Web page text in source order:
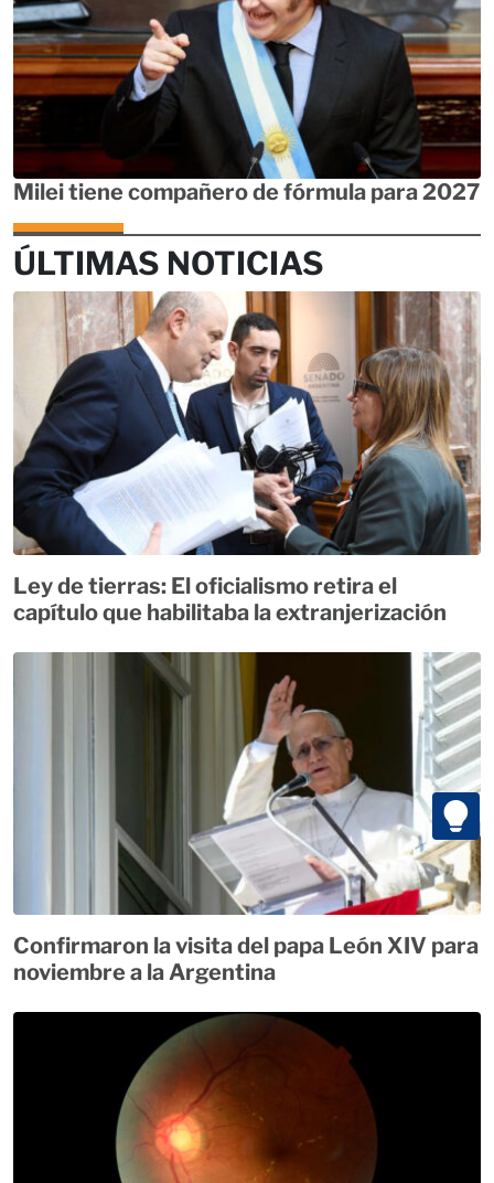
Milei tiene compañero de fórmula para 2027
ÚLTIMAS NOTICIAS
Ley de tierras: El oficialismo retira el
capítulo que habilitaba la extranjerización
Confirmaron la visita del papa León XIV para
noviembre a la Argentina